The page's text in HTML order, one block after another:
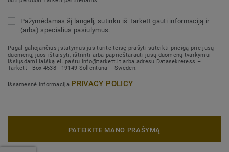
Pažymėdamas šį langelį, sutinku iš Tarkett gauti informaciją ir
(arba) specialius pasiūlymus.
Pagal galiojančius įstatymus jūs turite teisę prašyti suteikti prieigą prie jūsų
duomenų, juos ištaisyti, ištrinti arba paprieštarauti jūsų duomenų tvarkymui
išsiųsdami laišką el. paštu info@tarkett.lt arba adresu Datasekretess –
Tarkett - Box 4538 - 19149 Sollentuna – Sweden.
Išsamesnė informacija PRIVACY POLICY
PATEIKITE MANO PRAŠYMĄ